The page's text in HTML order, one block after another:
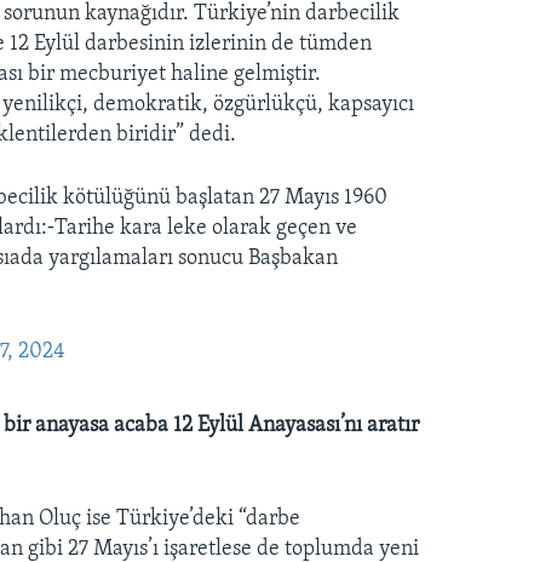
sorunun kaynağıdır. Türkiye’nin darbecilik
12 Eylül darbesinin izlerinin de tümden
bir mecburiyet haline gelmiştir.
demokratik, özgürlükçü, kapsayıcı
biridir” dedi.
kötülüğünü başlatan 27 Mayıs 1960
kara leke olarak geçen ve
yargılamaları sonucu Başbakan
2024
anayasa acaba 12 Eylül Anayasası’nı aratır
Oluç ise Türkiye’deki “darbe
gibi 27 Mayıs’ı işaretlese de toplumda yeni